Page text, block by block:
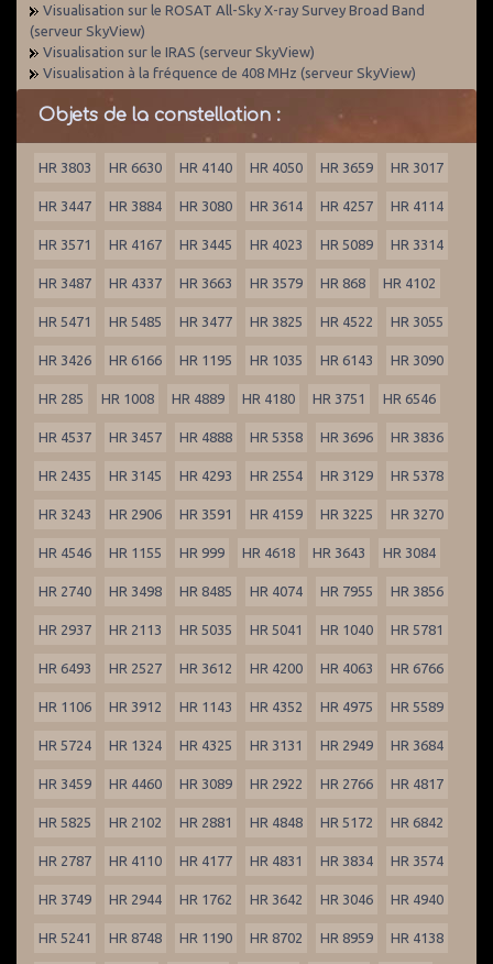
Visualisation sur le ROSAT All-Sky X-ray Survey Broad Band
(serveur SkyView)
Visualisation sur le IRAS (serveur SkyView)
Visualisation à la fréquence de 408 MHz (serveur SkyView)
Objets de la constellation :
HR 3803 HR 6630 HR 4140 HR 4050 HR 3659 HR 3017
HR 3447 HR 3884 HR 3080 HR 3614 HR 4257 HR 4114
HR 3571 HR 4167 HR 3445 HR 4023 HR 5089 HR 3314
HR 3487 HR 4337 HR 3663 HR 3579 HR 868 HR 4102
HR 5471 HR 5485 HR 3477 HR 3825 HR 4522 HR 3055
HR 3426 HR 6166 HR 1195 HR 1035 HR 6143 HR 3090
HR 285 HR 1008 HR 4889 HR 4180 HR 3751 HR 6546
HR 4537 HR 3457 HR 4888 HR 5358 HR 3696 HR 3836
HR 2435 HR 3145 HR 4293 HR 2554 HR 3129 HR 5378
HR 3243 HR 2906 HR 3591 HR 4159 HR 3225 HR 3270
HR 4546 HR 1155 HR 999 HR 4618 HR 3643 HR 3084
HR 2740 HR 3498 HR 8485 HR 4074 HR 7955 HR 3856
HR 2937 HR 2113 HR 5035 HR 5041 HR 1040 HR 5781
HR 6493 HR 2527 HR 3612 HR 4200 HR 4063 HR 6766
HR 1106 HR 3912 HR 1143 HR 4352 HR 4975 HR 5589
HR 5724 HR 1324 HR 4325 HR 3131 HR 2949 HR 3684
HR 3459 HR 4460 HR 3089 HR 2922 HR 2766 HR 4817
HR 5825 HR 2102 HR 2881 HR 4848 HR 5172 HR 6842
HR 2787 HR 4110 HR 4177 HR 4831 HR 3834 HR 3574
HR 3749 HR 2944 HR 1762 HR 3642 HR 3046 HR 4940
HR 5241 HR 8748 HR 1190 HR 8702 HR 8959 HR 4138